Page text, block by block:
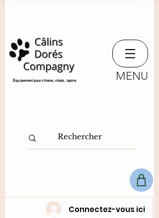
​Équipement pour chiens, chats, lapins MENU
Connectez-vous ici